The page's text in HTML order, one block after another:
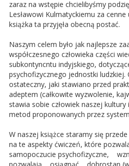
zaraz na wstępie chcielibyśmy
Lesławowi Kulmatyckiemu za
książka ta przyjęła obecną postać.
Naszym celem było jak najlepsze
współczesnego człowieka części
subkontyncntu indyjskiego,
psychofizycznego jednostki ludzkiej.
ostateczny, jaki stawiano przed
adeptem (całkowite wyzwolenie,
stawia sobie człowiek naszej
metod proponowanych przez
W naszej książce staramy się
na te aspekty ćwiczeń, które
samopoczucie psychofizyczne,